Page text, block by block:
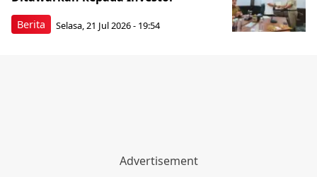
Berita Selasa, 21 Jul 2026 - 19:54